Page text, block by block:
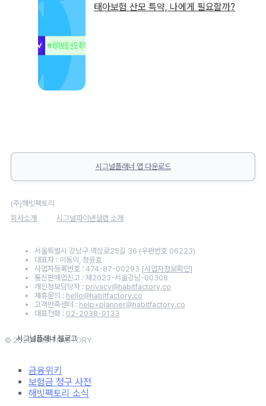
태아보험 산모 특약, 나에게 필요할까?
시그널플래너 앱 다운로드
(주)해빗팩토리
회사소개
시그널파이낸셜랩 소개
서울특별시 강남구 역삼로25길 36 (우편번호 06223)
대표자 : 이동익, 정윤호
사업자등록번호 : 474-87-00293 [사업자정보확인]
통신판매업신고 : 제2023-서울강남-00308
개인정보담당자 : privacy@habitfactory.co
제휴문의 : hello@habitfactory.co
고객만족센터 : help+planner@habitfactory.co
대표전화 : 02-2038-9133
© 2020 HABITFACTORY
금융위키
보험금 청구 사전
해빗팩토리 소식